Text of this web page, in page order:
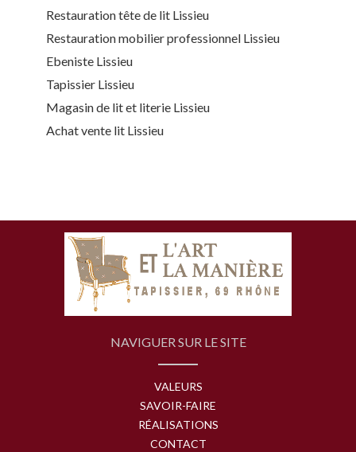
Restauration tête de lit Lissieu
Restauration mobilier professionnel Lissieu
Ebeniste Lissieu
Tapissier Lissieu
Magasin de lit et literie Lissieu
Achat vente lit Lissieu
NAVIGUER SUR LE SITE
VALEURS
SAVOIR-FAIRE
RÉALISATIONS
CONTACT